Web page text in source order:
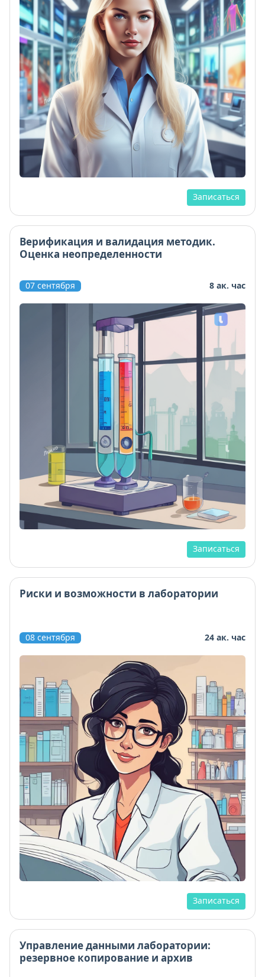
Записаться
Верификация и валидация методик.
Оценка неопределенности
07 сентября 8 ак. час
Записаться
Риски и возможности в лаборатории
08 сентября 24 ак. час
Записаться
Управление данными лаборатории:
резервное копирование и архив